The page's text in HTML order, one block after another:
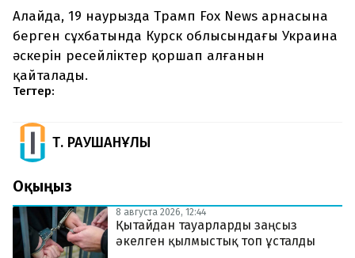
Алайда, 19 наурызда Трамп Fox News арнасына
берген сұхбатында Курск облысындағы Украина
әскерін ресейліктер қоршап алғанын
қайталады.
Тегтер:
Т. РАУШАНҰЛЫ
Оқыңыз
8 августа 2026, 12:44
Қытайдан тауарларды заңсыз
әкелген қылмыстық топ ұсталды